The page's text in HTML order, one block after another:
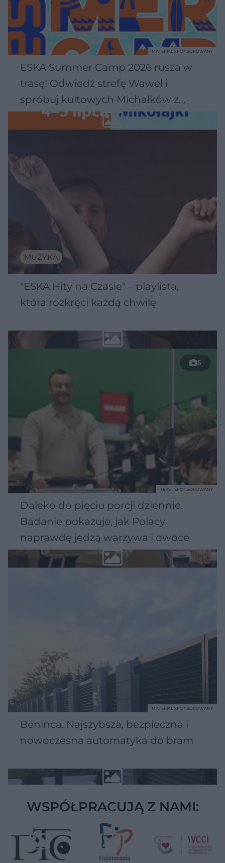
ESKA Summer Camp 2026 rusza w
trasę! Odwiedź strefę Wawel i
spróbuj kultowych Michałków z
Wawelu
MATERIAŁ SPONSOROWANY
MUZYKA
"ESKA Hity na Czasie" – playlista,
która rozkręci każdą chwilę
5
Daleko do pięciu porcji dziennie.
Badanie pokazuje, jak Polacy
naprawdę jedzą warzywa i owoce
TEKST SPONSOROWANY
Beninca. Najszybsza, bezpieczna i
nowoczesna automatyka do bram
MATERIAŁ SPONSOROWANY
WSPÓŁPRACUJĄ Z NAMI: